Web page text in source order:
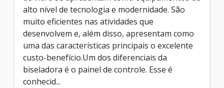
alto nível de tecnologia e modernidade. São
muito eficientes nas atividades que
desenvolvem e, além disso, apresentam como
uma das características principais o excelente
custo-benefício.Um dos diferenciais da
biseladora é o painel de controle. Esse é
conhecid...